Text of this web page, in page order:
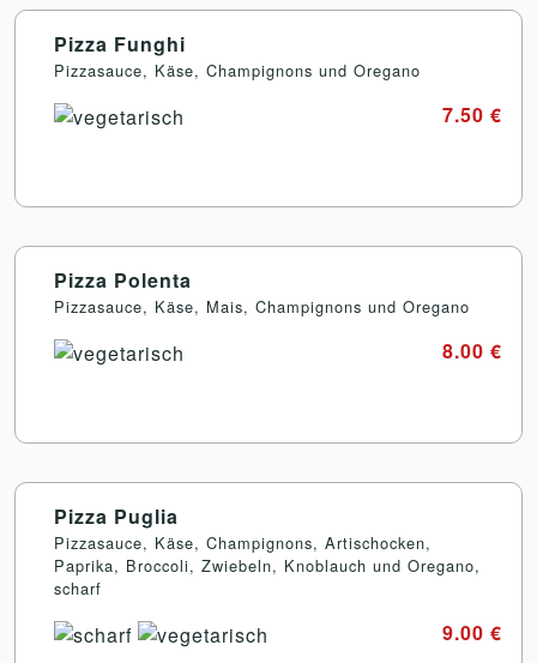
Pizza Funghi
Pizzasauce, Käse, Champignons und Oregano
7.50 €
Pizza Polenta
Pizzasauce, Käse, Mais, Champignons und Oregano
8.00 €
Pizza Puglia
Pizzasauce, Käse, Champignons, Artischocken,
Paprika, Broccoli, Zwiebeln, Knoblauch und Oregano,
scharf
9.00 €